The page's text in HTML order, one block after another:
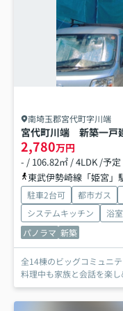
南埼玉郡宮代町字川端
2,780万円
- / 106.82㎡ / 4LDK /予定
東武伊勢崎線「姫宮」
駐車2台可 都市ガス
システムキッチン
浴
パノラマ 新築
全14棟のビッグコミュニティで防